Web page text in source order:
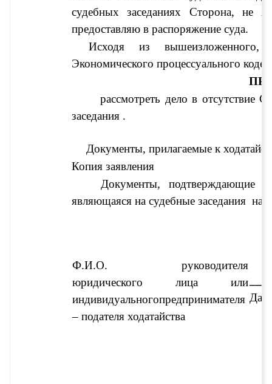
судебных заседаниях
предоставляю в распоряжение суда.
Исходя из
Экономического процессуального
рассмотреть дело в отсутствие
заседания .
Документы, прилагаемые к
Копия заявления
Документы, подтверждающие
являющаяся на судебные заседания на
Ф.И.О. руководителя
юридического лица или
индивидуальногопредпринимателя
– подателя ходатайства